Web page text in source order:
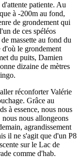
patiente. Au
à -200m au fond,
de grondement qui
de ces spéléos
massette au fond du
d'où le grondement
du puits, Damien
dizaine de mètres
réconforter Valérie
Grâce au
à essence, nous nous
nous allongeons
agrandissement
il ne s'agit que d'un P8
sur le Lac de
comme d'hab.